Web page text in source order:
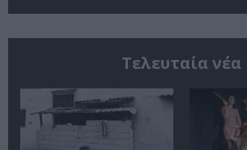
Τελευταία νέα